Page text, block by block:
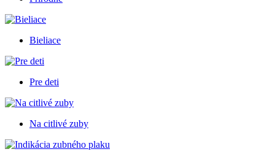
Bieliace
Pre deti
Na citlivé zuby